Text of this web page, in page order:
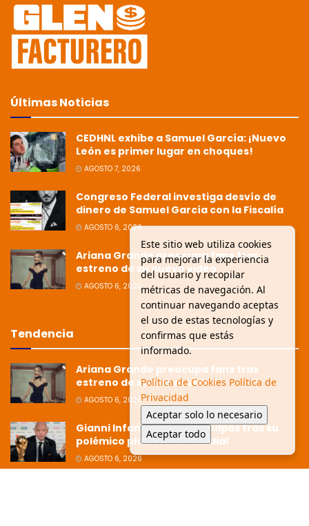
Últimas Noticias
CEDHNL exhibe a Samuel García: ¡Nuevo
León es primer lugar en choques!
AGOSTO 7, 2026
Congreso Federal investiga desvío de
dinero de Samuel García con la Fiscalía
AGOSTO 6, 2026
Ariana Grande preocupa fans tras
estreno de su nuevo video
AGOSTO 6, 2026
Tendencia
Ariana Grande preocupa fans tras
estreno de su nuevo video
AGOSTO 6, 2026
Gianni Infantino pide disculpas tras su
polémico plan con el Mundial
AGOSTO 6, 2026
Este sitio web utiliza cookies
para mejorar la experiencia
del usuario y recopilar
métricas de navegación. Al
continuar navegando aceptas
el uso de estas tecnologías y
confirmas que estás
informado.
Política de Cookies Política de
Privacidad
Aceptar solo lo necesario
Aceptar todo